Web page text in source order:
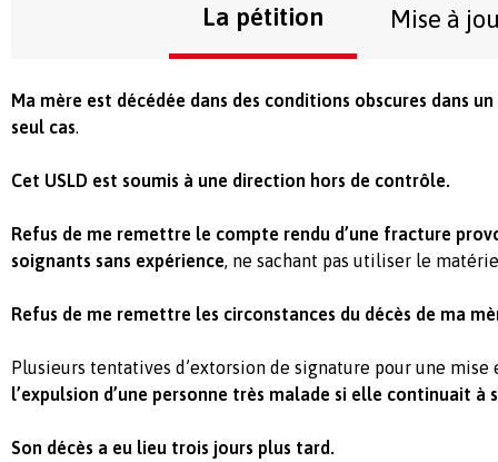
La pétition Mise à
Ma mère est décédée dans des conditions obscures dans un
seul cas.
Cet USLD est soumis à une direction hors de contrôle.
Refus de me remettre le compte rendu d’une fracture
soignants sans expérience, ne sachant pas utiliser le
Refus de me remettre les circonstances du décès de ma
Plusieurs tentatives d’extorsion de signature pour une
l’expulsion d’une personne très malade si elle continuait à
Son décès a eu lieu trois jours plus tard.